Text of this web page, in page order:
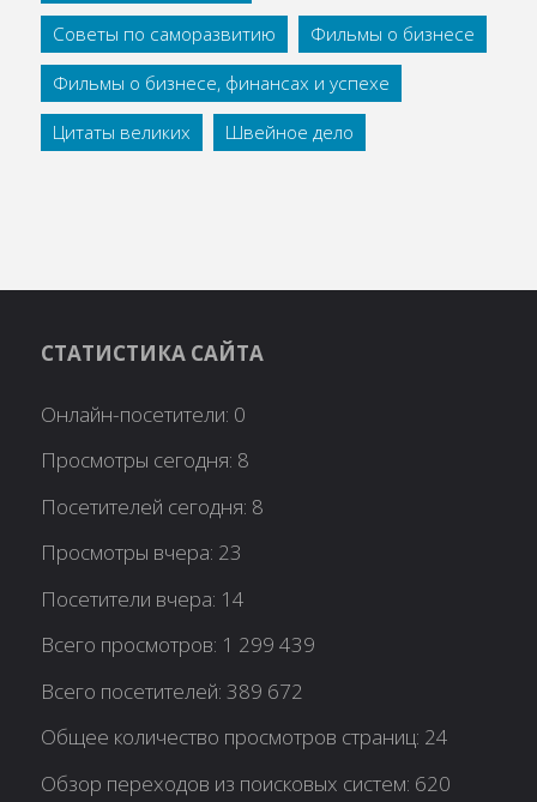
Советы по саморазвитию
Фильмы о бизнесе
Фильмы о бизнесе, финансах и успехе
Цитаты великих
Швейное дело
СТАТИСТИКА САЙТА
Онлайн-посетители: 0
Просмотры сегодня: 8
Посетителей сегодня: 8
Просмотры вчера: 23
Посетители вчера: 14
Всего просмотров: 1 299 439
Всего посетителей:389 672
Общее количество просмотров страниц: 24
Обзор переходов из поисковых систем: 620